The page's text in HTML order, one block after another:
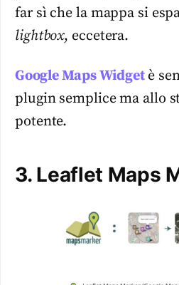
far sì che la mappa si
lightbox, eccetera.
Google Maps Widgetè
plugin semplice ma allo
potente.
3. Leaflet Maps